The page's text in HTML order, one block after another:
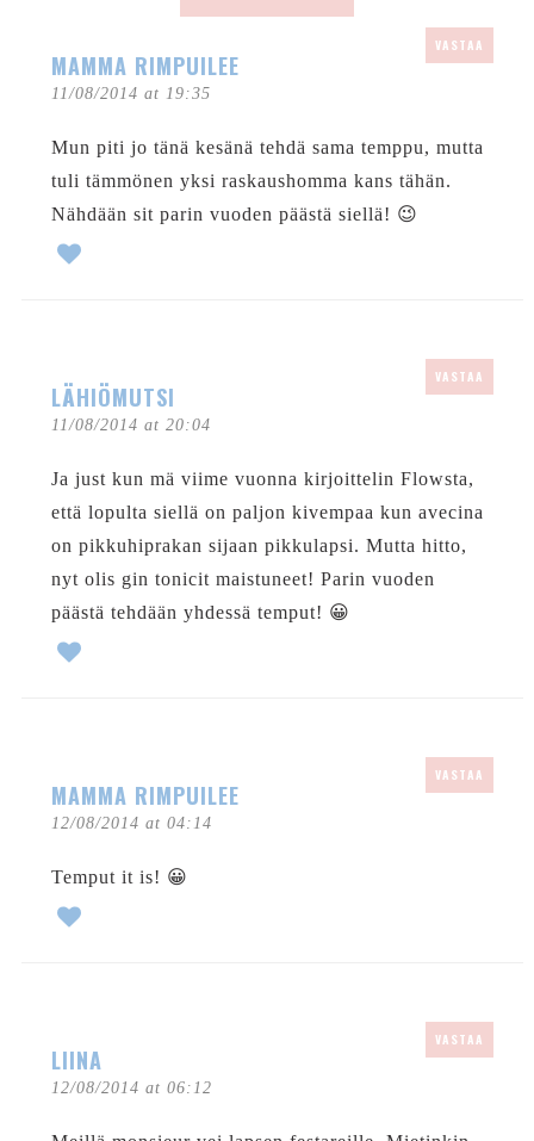
MAMMA RIMPUILEE
11/08/2014 at 19:35
VASTAA
Mun piti jo tänä kesänä tehdä sama temppu, mutta
tuli tämmönen yksi raskaushomma kans tähän.
Nähdään sit parin vuoden päästä siellä! 😉
LÄHIÖMUTSI
11/08/2014 at 20:04
VASTAA
Ja just kun mä viime vuonna kirjoittelin Flowsta,
että lopulta siellä on paljon kivempaa kun avecina
on pikkuhiprakan sijaan pikkulapsi. Mutta hitto,
nyt olis gin tonicit maistuneet! Parin vuoden
päästä tehdään yhdessä temput! 😀
MAMMA RIMPUILEE
12/08/2014 at 04:14
VASTAA
Temput it is! 😀
LIINA
12/08/2014 at 06:12
VASTAA